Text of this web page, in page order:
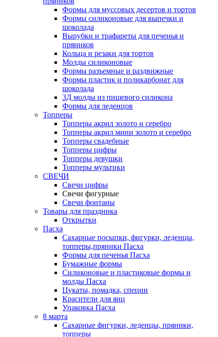
Формы для муссовых десертов и тортов
Формы силиконовые для выпечки и
шоколада
Вырубки и трафареты для печенья и
пряников
Кольца и резаки для тортов
Молды силиконовые
Формы разъемные и раздвижные
Формы пластик и поликарбонат для
шоколада
3Д молды из пищевого силикона
Формы для леденцов
Топперы
Топперы акрил золото и серебро
Топперы акрил мини золото и серебро
Топперы свадебные
Топперы цифры
Топперы девушки
Топперы мультики
СВЕЧИ
Свечи цифры
Свечи фигурные
Свечи фонтаны
Товары для праздника
Открытки
Пасха
Сахарные посыпки, фигурки, леденцы,
топперы,пряники Пасха
Формы для печенья Пасха
Бумажные формы
Силиконовые и пластиковые формы и
молды Пасха
Цукаты, помадка, специи
Красители для яиц
Упаковка Пасха
8 марта
Сахарные фигурки, леденцы, пряники,
топперы